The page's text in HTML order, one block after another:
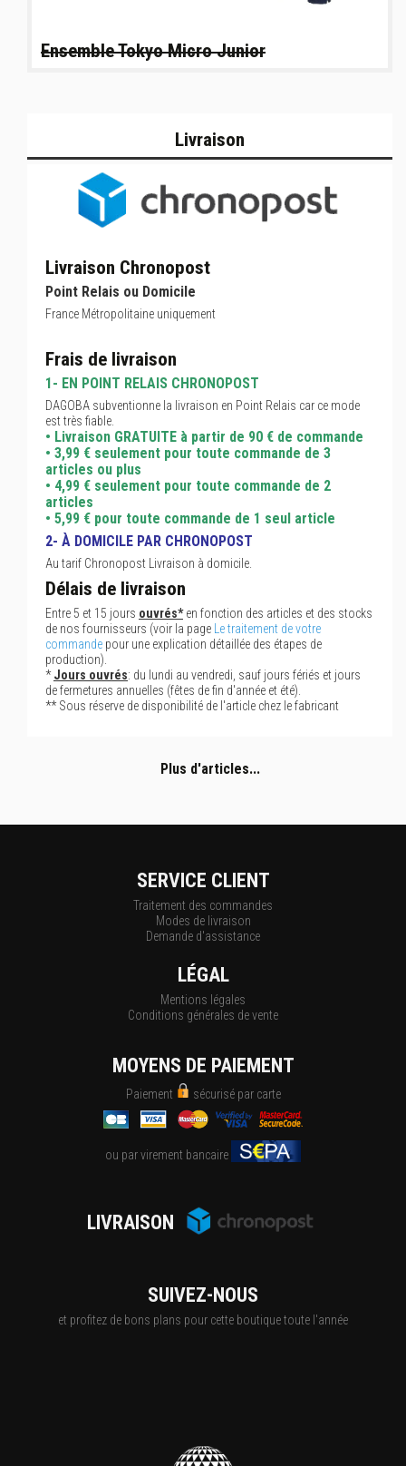
Ensemble Tokyo Micro Junior
Livraison
Livraison Chronopost
Point Relais ou Domicile
France Métropolitaine uniquement
Frais de livraison
1- EN POINT RELAIS CHRONOPOST
DAGOBA subventionne la livraison en Point Relais car ce mode
est très fiable.
• Livraison GRATUITE à partir de 90 € de commande
• 3,99 € seulement pour toute commande de 3
articles ou plus
• 4,99 € seulement pour toute commande de 2
articles
• 5,99 € pour toute commande de 1 seul article
2- À DOMICILE PAR CHRONOPOST
Au tarif Chronopost Livraison à domicile.
Délais de livraison
Entre 5 et 15 jours ouvrés*en fonction des articles et des stocks
de nos fournisseurs (voir la page
Le traitement de votre
commande pour une explication détaillée des étapes de
production).
*Jours ouvrés: du lundi au vendredi, sauf jours fériés et jours
de fermetures annuelles (fêtes de fin d'année et été).
** Sous réserve de disponibilité de l'article chez le fabricant
Plus d'articles...
SERVICE CLIENT
Traitement des commandes
Modes de livraison
Demande d'assistance
LÉGAL
Mentions légales
Conditions générales de vente
MOYENS DE PAIEMENT
Paiement sécurisé par carte
ou par virement bancaire
LIVRAISON
SUIVEZ-NOUS
et profitez de bons plans pour cette boutique toute l'année